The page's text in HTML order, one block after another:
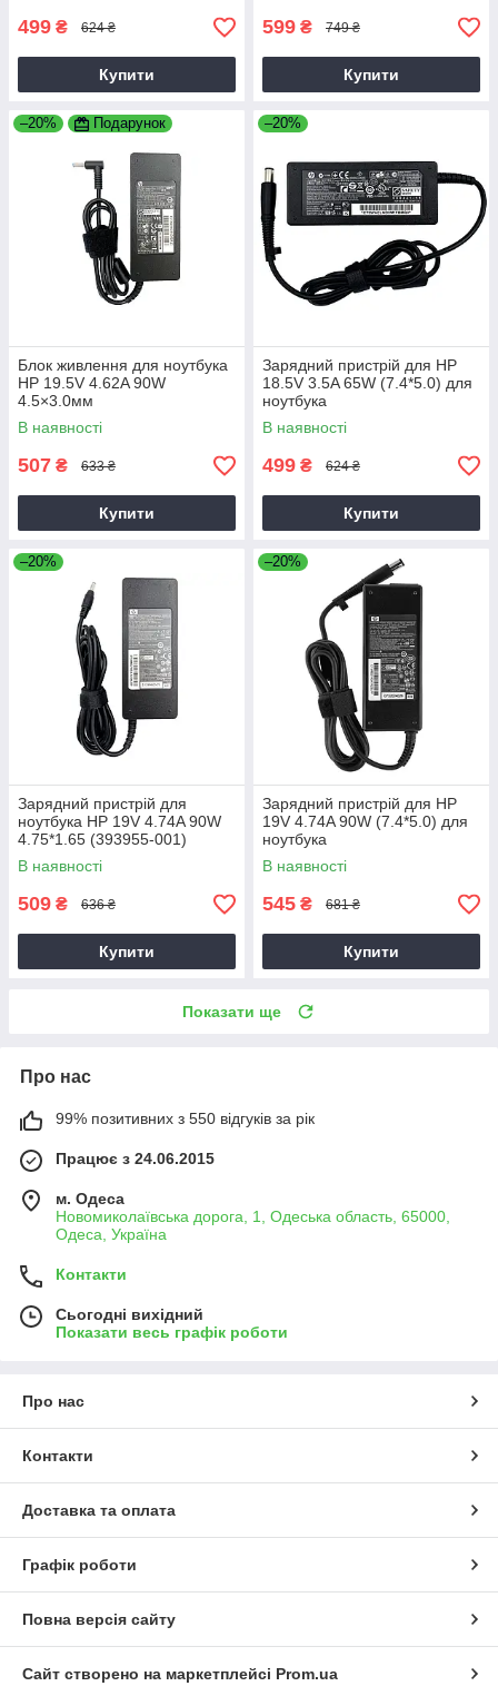
499 ₴ 624 ₴
Купити
599 ₴ 749 ₴
Купити
–20% Подарунок
Блок живлення для ноутбука
HP 19.5V 4.62A 90W
4.5×3.0мм
В наявності
507 ₴ 633 ₴
Купити
–20%
Зарядний пристрій для HP
18.5V 3.5A 65W (7.4*5.0) для
ноутбука
В наявності
499 ₴ 624 ₴
Купити
–20%
Зарядний пристрій для
ноутбука HP 19V 4.74A 90W
4.75*1.65 (393955-001)
В наявності
509 ₴ 636 ₴
Купити
–20%
Зарядний пристрій для HP
19V 4.74A 90W (7.4*5.0) для
ноутбука
В наявності
545 ₴ 681 ₴
Купити
Показати ще
Про нас
99% позитивних з 550 відгуків за рік
Працює з 24.06.2015
м. Одеса
Новомиколаївська дорога, 1, Одеська область, 65000,
Одеса, Україна
Контакти
Сьогодні вихідний
Показати весь графік роботи
Про нас
Контакти
Доставка та оплата
Графік роботи
Повна версія сайту
Сайт створено на маркетплейсі Prom.ua